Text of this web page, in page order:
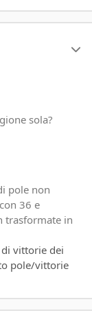
sola?
pole non
36 e
trasformate in
vittorie dei
pole/vittorie